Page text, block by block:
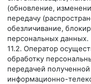
(обновление,
передачу
обезличивание,
персональных данных.
11.2. Оператор
обработку
передачей
информационно-